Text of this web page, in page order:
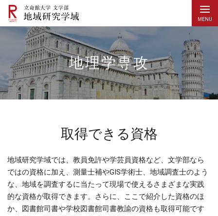
地理学専攻
取得できる資格
地域研究学域では、教員免許や学芸員資格など、文学部なら
ではの資格に加え、測量士補やGIS学術士、地域調査士のよう
な、地域を調査するに当たって現場で使えるさまざまな実践
的な資格が取得できます。さらに、ここで紹介した資格のほ
か、図書館司書や学校図書館司書教諭の資格も取得可能です